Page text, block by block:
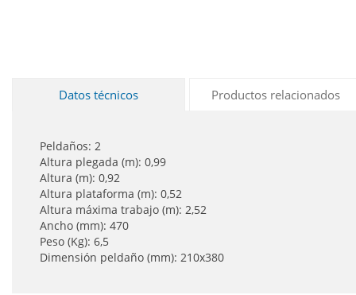
Datos técnicos Productos relacionados
Peldaños: 2
Altura plegada (m): 0,99
Altura (m): 0,92
Altura plataforma (m): 0,52
Altura máxima trabajo (m): 2,52
Ancho (mm): 470
Peso (Kg): 6,5
Dimensión peldaño (mm): 210x380